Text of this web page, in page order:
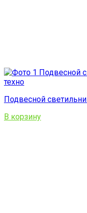
Подвесной
В корзину